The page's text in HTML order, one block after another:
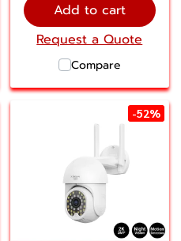
Add to cart
Request a Quote
Compare
-52%